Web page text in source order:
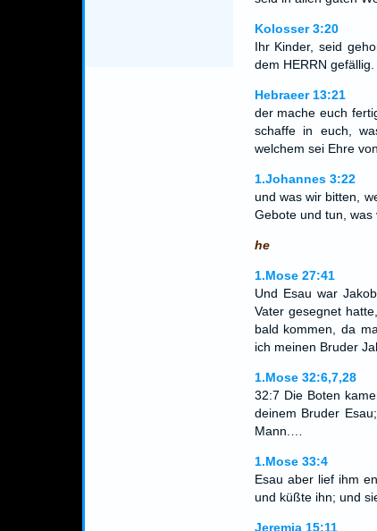
Kolosser 3:20
Ihr Kinder, seid
dem HERRN gefällig.
Hebraeer 13:21
der mache euch
schaffe in euch,
welchem sei Ehre
1.Johannes 3:22
und was wir bitten,
Gebote und tun, was
he
1.Mose 27:41
Und Esau war
Vater gesegnet
bald kommen, da
ich meinen Bruder
1.Mose 32:6,7,28
32:7 Die Boten
deinem Bruder
Mann.…
1.Mose 33:4
Esau aber lief ihm
und küßte ihn; und
Jeremia 15:11